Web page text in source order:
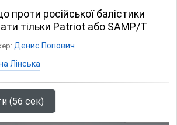
проти російської балістики
тільки Patriot або SAMP/T
Денис Попович
Лінська
(56 сек)